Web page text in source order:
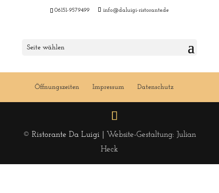
06151-9579499 info@daluigi-ristorante.de
Seite wählen
Öffnungszeiten Impressum Datenschutz
© Ristorante Da Luigi |
Website-Gestaltung: Julian
Heck